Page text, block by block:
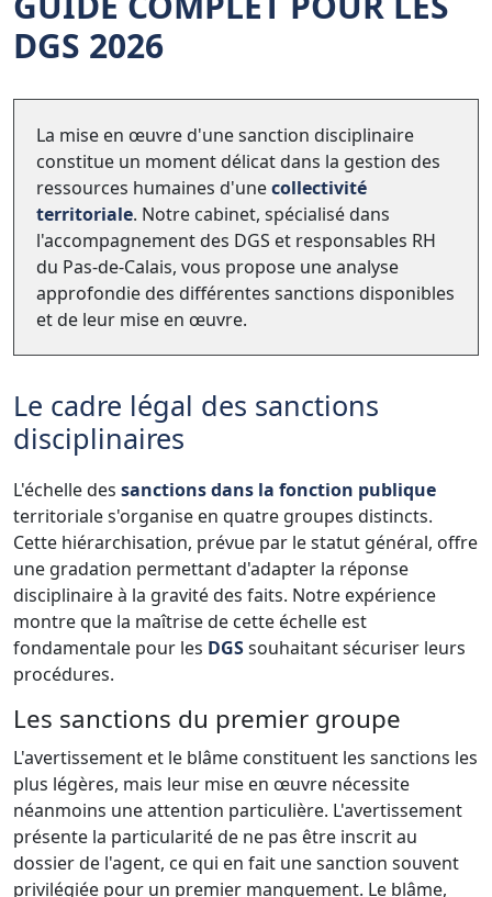
DGS 2026
La mise en œuvre d'une sanction disciplinaire
constitue un moment délicat dans la gestion des
ressources humaines d'unecollectivité
territoriale. Notre cabinet, spécialisé dans
l'accompagnement des DGS et responsables RH
du Pas-de-Calais, vous propose une analyse
approfondie des différentes sanctions disponibles
et de leur mise en œuvre.
Le cadre légal des sanctions
disciplinaires
L'échelle des sanctions dans la fonction publique
territoriale s'organise en quatre groupes distincts.
Cette hiérarchisation, prévue par le statut général, offre
une gradation permettant d'adapter la réponse
disciplinaire à la gravité des faits. Notre expérience
montre que la maîtrise de cette échelle est
fondamentale pour les DGSsouhaitant sécuriser leurs
procédures.
Les sanctions du premier groupe
L'avertissement et le blâme constituent les sanctions les
plus légères, mais leur mise en œuvre nécessite
néanmoins une attention particulière. L'avertissement
présente la particularité de ne pas être inscrit au
dossier de l'agent, ce qui en fait une sanction souvent
privilégiée pour un premier manquement. Le blâme,